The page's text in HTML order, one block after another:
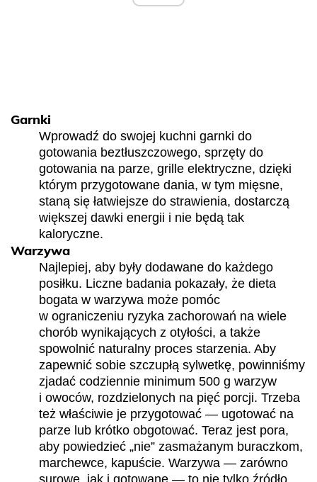
Garnki
Wprowadź do swojej kuchni garnki do
gotowania beztłuszczowego, sprzęty do
gotowania na parze, grille elektryczne, dzięki
którym przygotowane dania, w tym mięsne,
staną się łatwiejsze do strawienia, dostarczą
większej dawki energii i nie będą tak
kaloryczne.
Warzywa
Najlepiej, aby były dodawane do każdego
posiłku. Liczne badania pokazały, że dieta
bogata w warzywa może pomóc
w ograniczeniu ryzyka zachorowań na wiele
chorób wynikających z otyłości, a także
spowolnić naturalny proces starzenia. Aby
zapewnić sobie szczupłą sylwetkę, powinniśmy
zjadać codziennie minimum 500 g warzyw
i owoców, rozdzielonych na pięć porcji. Trzeba
też właściwie je przygotować — ugotować na
parze lub krótko obgotować. Teraz jest pora,
aby powiedzieć „nie” zasmażanym buraczkom,
marchewce, kapuście. Warzywa — zarówno